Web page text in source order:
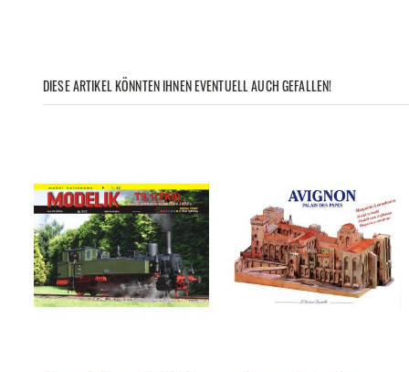
DIESE ARTIKEL KÖNNTEN IHNEN EVENTUELL AUCH GEFALLEN!